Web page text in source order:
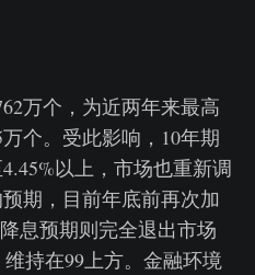
万个，为近两年来最高
个。受此影响，10年期
以上，市场也重新调
期，目前年底前再次加
息预期则完全退出市场
持在99上方。金融环境